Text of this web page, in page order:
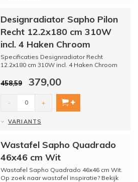
Designradiator Sapho Pilon
Recht 12.2x180 cm 310W
incl. 4 Haken Chroom
Specificaties Designradiator Recht
12.2x180 cm 310W incl. 4 Haken Chroom
* - Merk:...
458,59 379,00
- +
VARIANTS
Wastafel Sapho Quadrado
46x46 cm Wit
Wastafel Sapho Quadrado 46x46 cm Wit.
Op zoek naar wastafel inspiratie? Bekijk